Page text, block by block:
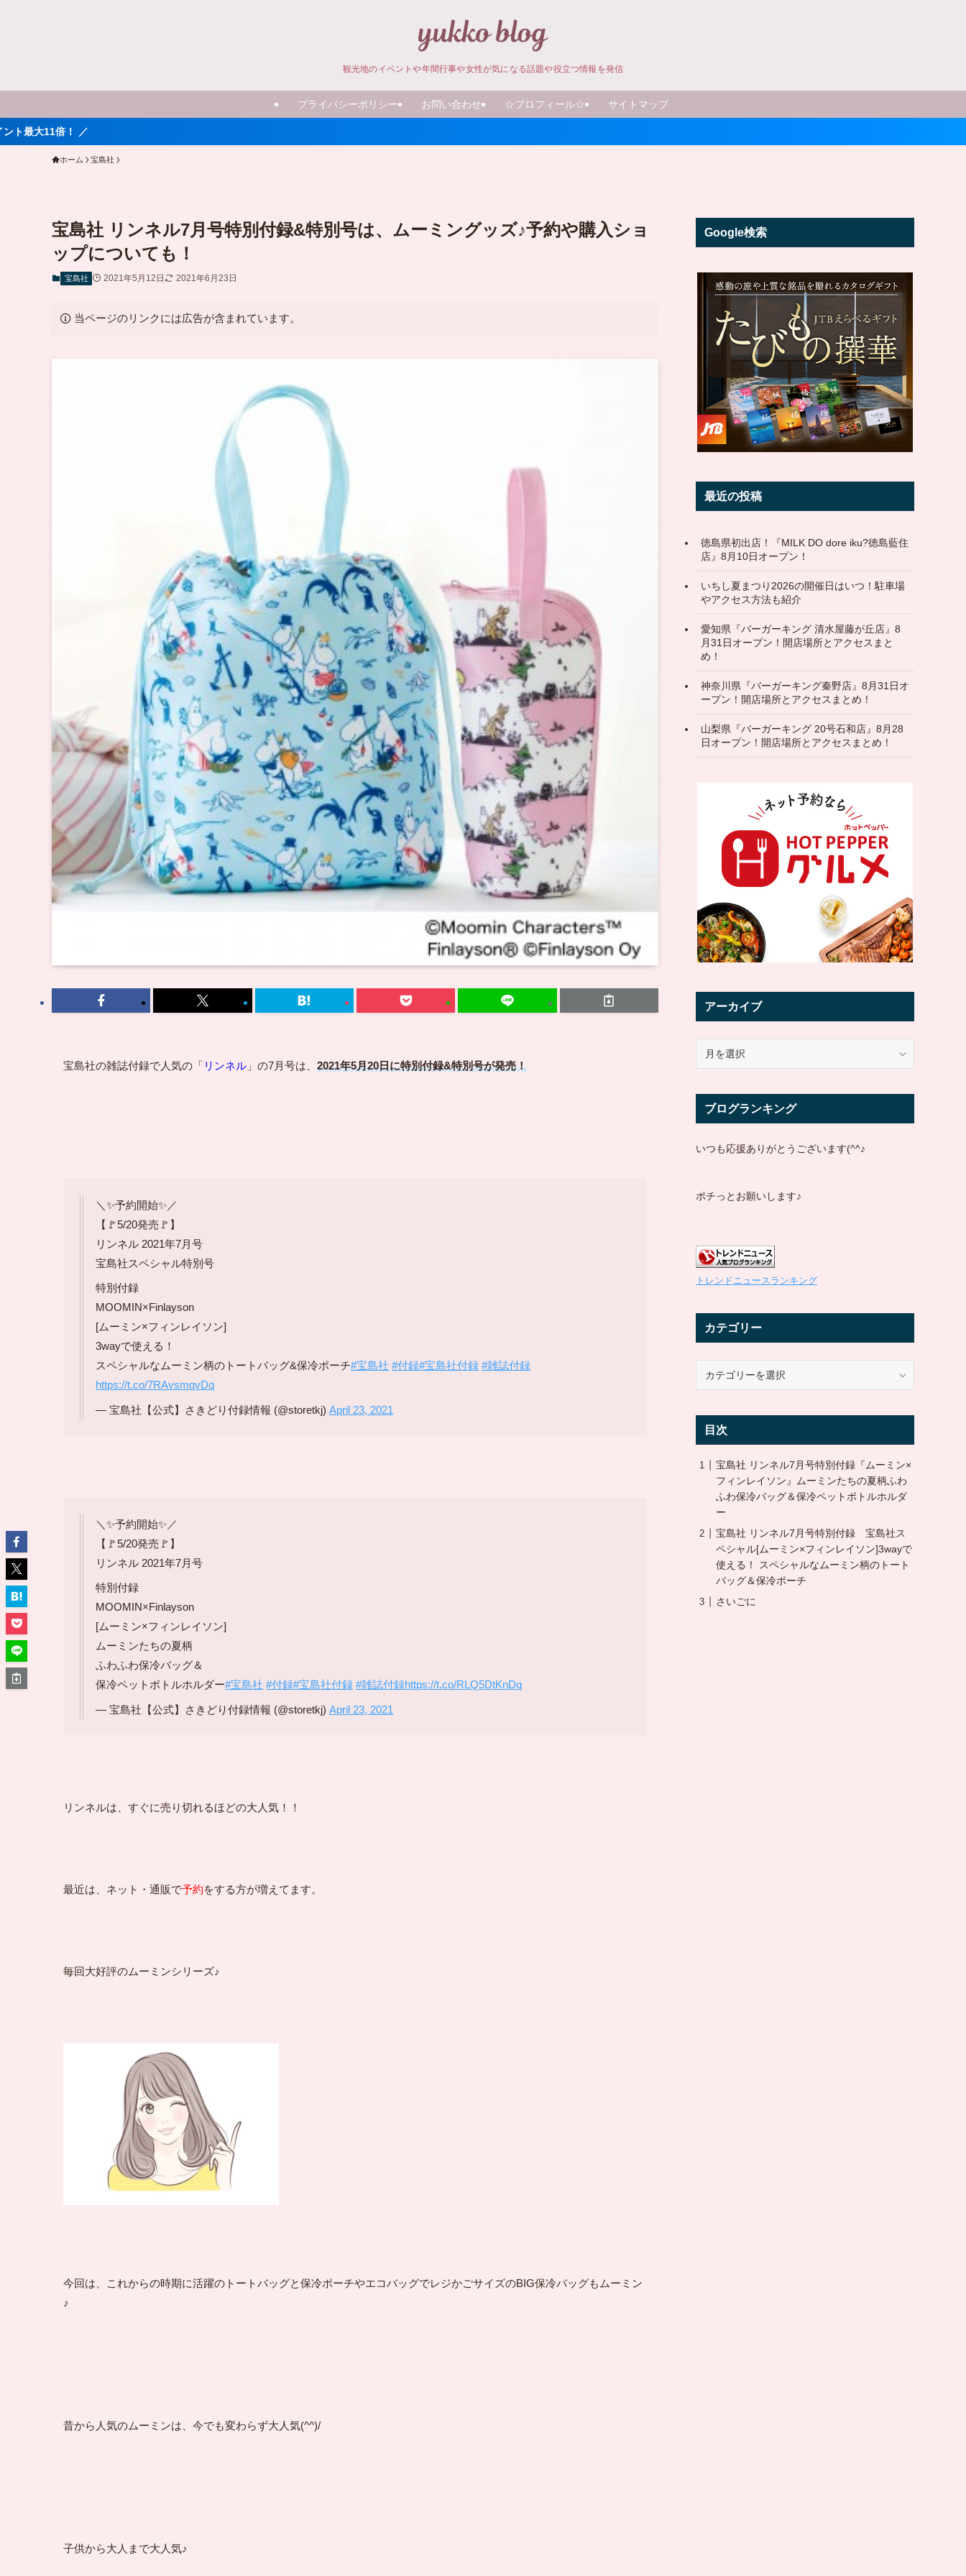
観光地のイベントや年間行事や女性が気になる話題や役立つ情報を発信
プライバシーポリシー お問い合わせ ☆プロフィール☆ サイトマップ
ホーム 宝島社
宝島社 リンネル7月号特別付録&特別号は、ムーミングッズ♪予約や購入ショ
ップについても！
宝島社 2021年5月12日 2021年6月23日
当ページのリンクには広告が含まれています。
宝島社の雑誌付録で人気の「 リンネル 」の7月号は、 2021年5月20日に特別付録&特別号が発売！
＼✨予約開始✨／
【🚩5/20発売🚩】
リンネル 2021年7月号
宝島社スペシャル特別号
特別付録
MOOMIN×Finlayson
[ムーミン×フィンレイソン]
3wayで使える！
スペシャルなムーミン柄のトートバッグ&保冷ポーチ#宝島社 #付録#宝島社付録 #雑誌付録
https://t.co/7RAvsmqvDq
— 宝島社【公式】さきどり付録情報 (@storetkj) April 23, 2021
＼✨予約開始✨／
【🚩5/20発売🚩】
リンネル 2021年7月号
特別付録
MOOMIN×Finlayson
[ムーミン×フィンレイソン]
ムーミンたちの夏柄
ふわふわ保冷バッグ＆
保冷ペットボトルホルダー#宝島社 #付録#宝島社付録 #雑誌付録https://t.co/RLQ5DtKnDq
— 宝島社【公式】さきどり付録情報 (@storetkj) April 23, 2021
リンネルは、すぐに売り切れるほどの大人気！！
最近は、ネット・通販で予約をする方が増えてます。
毎回大好評のムーミンシリーズ♪
今回は、これからの時期に活躍のトートバッグと保冷ポーチやエコバッグでレジかごサイズのBIG保冷バッグもムーミン
♪
昔から人気のムーミンは、今でも変わらず大人気(^^)/
子供から大人まで大人気♪
Google検索
最近の投稿
徳島県初出店！『MILK DO dore iku?徳島藍住
店』8月10日オープン！
いちし夏まつり2026の開催日はいつ！駐車場
やアクセス方法も紹介
愛知県『バーガーキング 清水屋藤が丘店』8
月31日オープン！開店場所とアクセスまと
め！
神奈川県『バーガーキング秦野店』8月31日オ
ープン！開店場所とアクセスまとめ！
山梨県『バーガーキング 20号石和店』8月28
日オープン！開店場所とアクセスまとめ！
アーカイブ
イ
ブログランキング
いつも応援ありがとうございます(^^♪
ポチっとお願いします♪
トレンドニュースランキング
カテゴリー
リ
目次
宝島社 リンネル7月号特別付録『ムーミン×
フィンレイソン』ムーミンたちの夏柄ふわ
ふわ保冷バッグ＆保冷ペットボトルホルダ
ー
宝島社 リンネル7月号特別付録 宝島社ス
ペシャル[ムーミン×フィンレイソン]3wayで
使える！ スペシャルなムーミン柄のトート
バッグ＆保冷ポーチ
さいごに